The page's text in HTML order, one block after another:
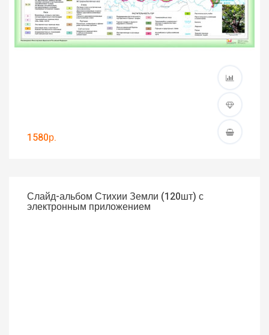
1580р.
Слайд-альбом Стихии Земли (120шт) с
электронным приложением